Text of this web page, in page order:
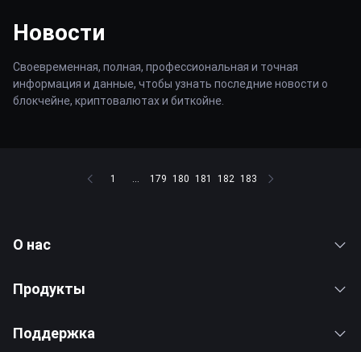
Новости
Своевременная, полная, профессиональная и точная
информация и данные, чтобы узнать последние новости о
блокчейне, криптовалютах и биткойне.
1 ... 179 180 181 182 183
О нас
Продукты
Поддержка